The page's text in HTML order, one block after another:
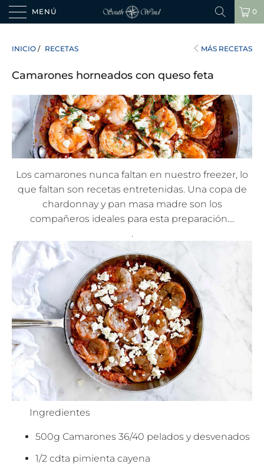
MENÚ 0
INICIO / RECETAS MÁS RECETAS
Camarones horneados con queso feta
Los camarones nunca faltan en nuestro freezer, lo
que faltan son recetas entretenidas. Una copa de
chardonnay y pan masa madre son los
compañeros ideales para esta preparación....
.
Ingredientes
500g Camarones 36/40 pelados y desvenados
1/2 cdta pimienta cayena